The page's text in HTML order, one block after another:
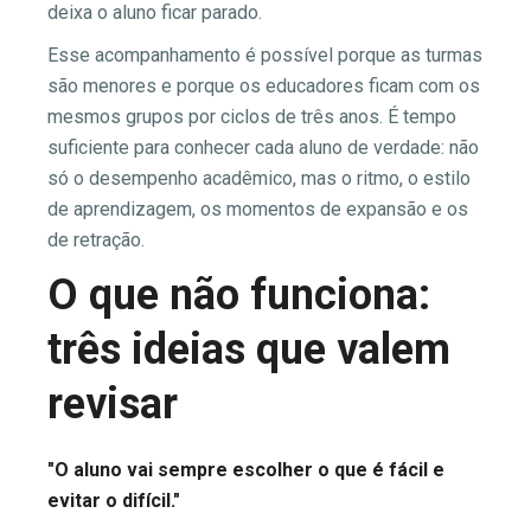
deixa o aluno ficar parado.
Esse acompanhamento é possível porque as turmas
são menores e porque os educadores ficam com os
mesmos grupos por ciclos de três anos. É tempo
suficiente para conhecer cada aluno de verdade: não
só o desempenho acadêmico, mas o ritmo, o estilo
de aprendizagem, os momentos de expansão e os
de retração.
O que não funciona:
três ideias que valem
revisar
"O aluno vai sempre escolher o que é fácil e
evitar o difícil."